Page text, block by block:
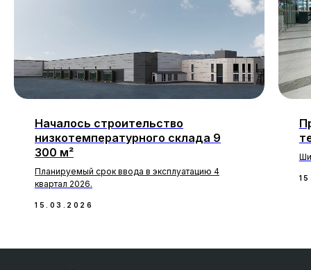
Началось строительство
низкотемпературного склада 9
300 м²
Планируемый срок ввода в эксплуатацию 4
квартал 2026.
15.03.2026